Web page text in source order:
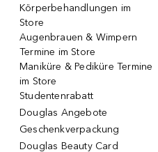
Körperbehandlungen im
Store
Augenbrauen & Wimpern
Termine im Store
Maniküre & Pediküre Termine
im Store
Studentenrabatt
Douglas Angebote
Geschenkverpackung
Douglas Beauty Card